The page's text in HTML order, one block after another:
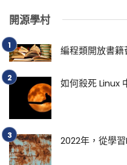
開源學村
編程類開放書籍
如何殺死 Linux
2022年，從學